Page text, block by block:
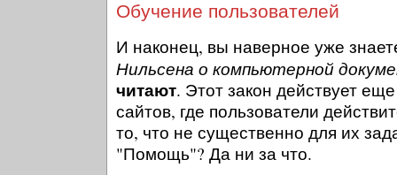
Обучение пользователей
И наконец, вы наверное уже
Нильсена о компьютерной
читают. Этот закон действует
сайтов, где пользователи
то, что не существенно для их
"Помощь"? Да ни за что.